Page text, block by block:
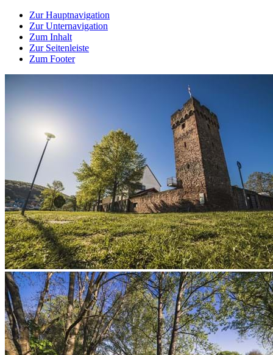
Zur Hauptnavigation
Zur Unternavigation
Zum Inhalt
Zur Seitenleiste
Zum Footer